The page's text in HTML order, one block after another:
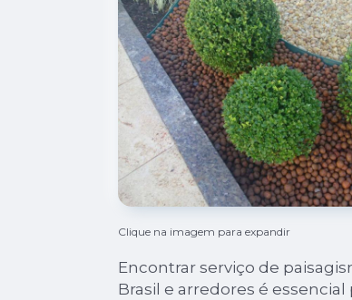
Clique na imagem para expandir
Encontrar serviço de
Brasil e arredores é